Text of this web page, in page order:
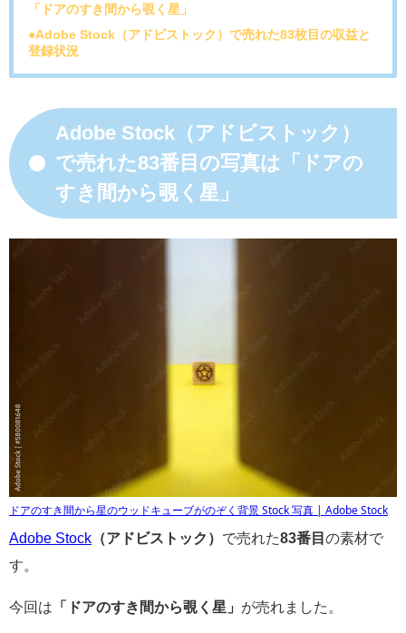
「ドアのすき間から覗く星」
●Adobe Stock（アドビストック）で売れた83枚目の収益と
登録状況
Adobe Stock（アドビストック）
で売れた83番目の写真は「ドアの
すき間から覗く星」
ドアのすき間から星のウッドキューブがのぞく背景 Stock 写真 | Adobe Stock
Adobe Stock （アドビストック） で売れた83番目 の素材で
す。
今回は 「ドアのすき間から覗く星」 が売れました。